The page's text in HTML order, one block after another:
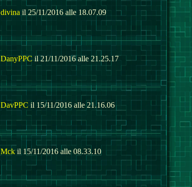
divina il 25/11/2016 alle 18.07.09
DanyPPC il 21/11/2016 alle 21.25.17
DavPPC il 15/11/2016 alle 21.16.06
Mck il 15/11/2016 alle 08.33.10